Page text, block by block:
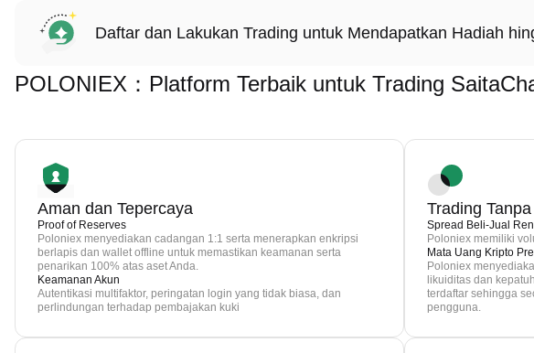
Daftar dan Lakukan Trading untuk Mendapatkan Hadiah
POLONIEX：Platform Terbaik untuk Trading
Aman dan Tepercaya
Proof of Reserves
Poloniex menyediakan cadangan 1:1 serta menerapkan enkripsi
berlapis dan wallet offline untuk memastikan keamanan serta
penarikan 100% atas aset Anda.
Keamanan Akun
Autentikasi multifaktor, peringatan login yang tidak biasa, dan
perlindungan terhadap pembajakan kuki
Trading
Spread Beli-Jual
Poloniex memiliki
Mata Uang Kripto
Poloniex
likuiditas dan
terdaftar sehingga
pengguna.